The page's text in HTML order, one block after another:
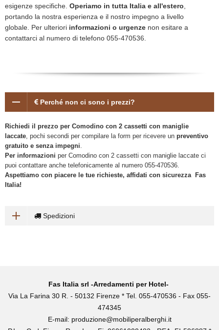
esigenze specifiche. Operiamo in tutta Italia e all'estero,
portando la nostra esperienza e il nostro impegno a livello
globale. Per ulteriori informazioni o urgenze non esitare a
contattarci al numero di telefono 055-470536.
Perché non ci sono i prezzi?
Richiedi il prezzo per Comodino con 2 cassetti con maniglie
laccate, pochi secondi per compilare la form per ricevere un preventivo
gratuito e senza impegni.
Per informazioni per Comodino con 2 cassetti con maniglie laccate ci
puoi contattare anche telefonicamente al numero 055-470536.
Aspettiamo con piacere le tue richieste, affidati con sicurezza Fas
Italia!
Spedizioni
Fas Italia srl -Arredamenti per Hotel-
Via La Farina 30 R. - 50132 Firenze * Tel. 055-470536 - Fax 055-
474345
E-mail: produzione@mobiliperalberghi.it